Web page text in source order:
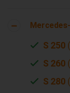
S 250
S 260
S 280